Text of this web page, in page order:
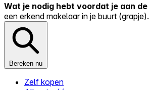
Wat je nodig hebt voordat je aan
een erkend makelaar in je buurt (grapje).
Bereken nu
Zelf kopen